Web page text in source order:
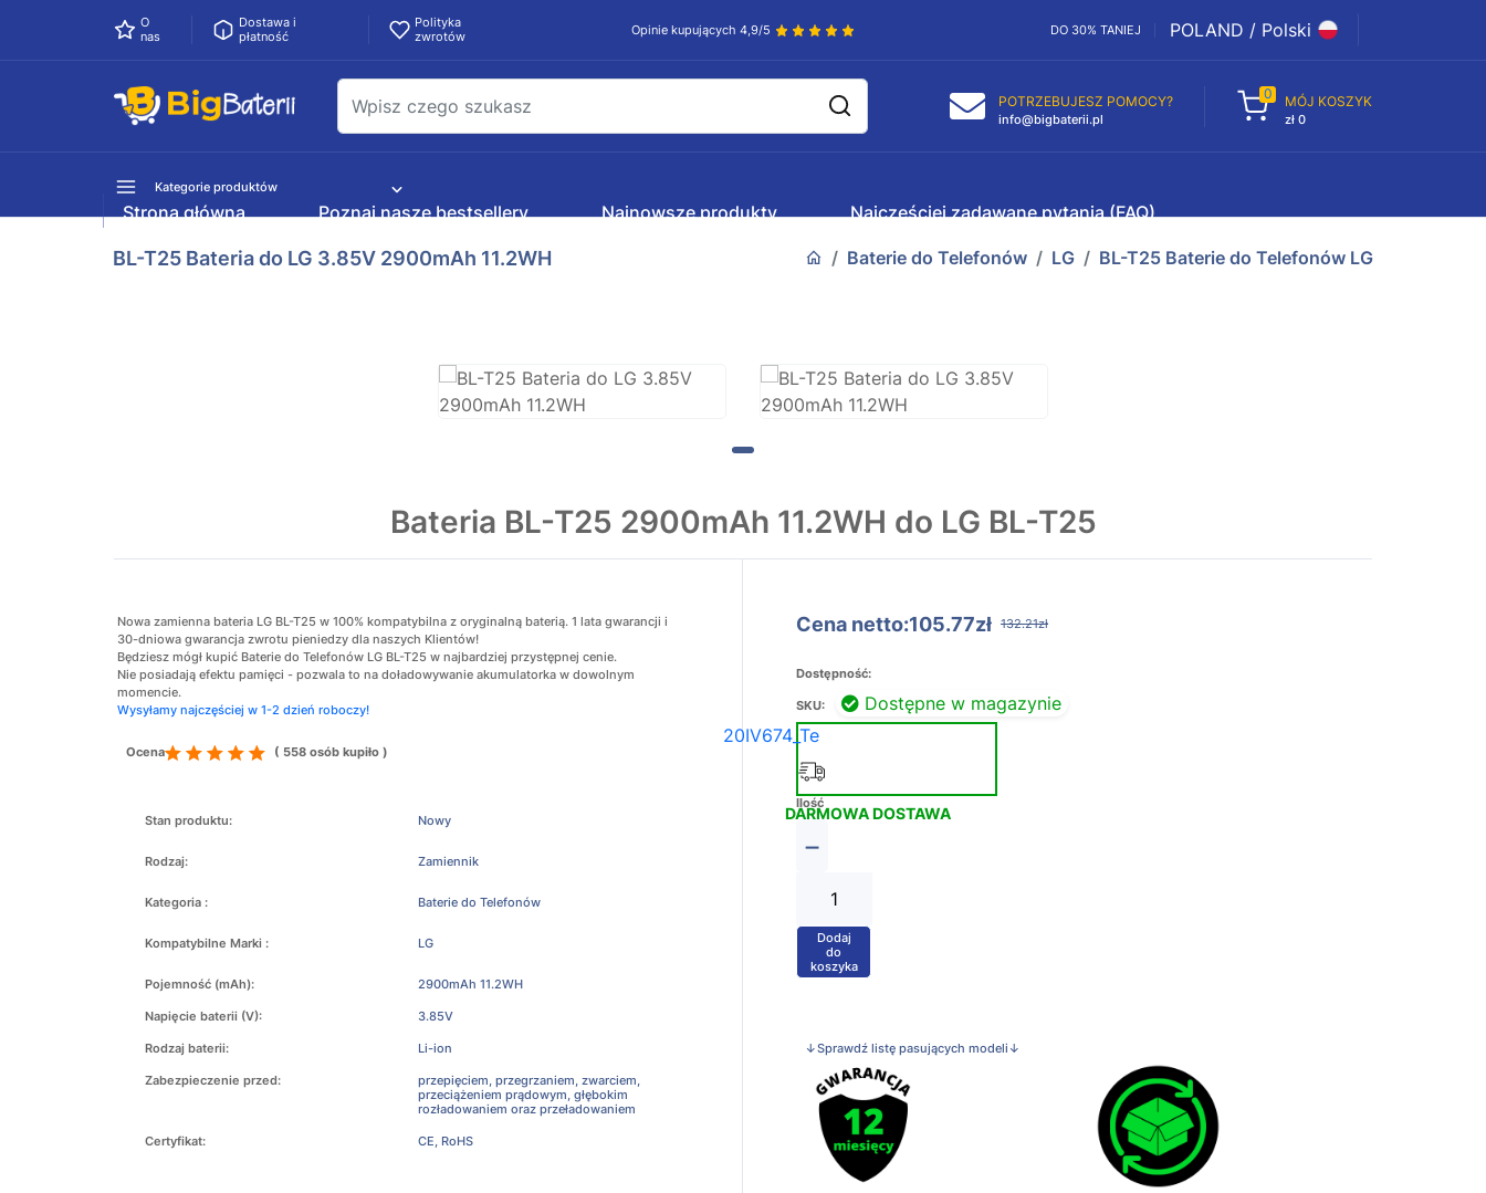
O
nas
Dostawa i
płatność
Polityka
zwrotów
Opinie kupujących 4,9/5 DO 30% TANIEJ POLAND / Polski
POTRZEBUJESZ POMOCY?
info@bigbaterii.pl
0 MÓJ KOSZYK
zł 0
Kategorie produktów
Strona główna Poznaj nasze bestsellery Najnowsze produkty Najczęściej zadawane pytania (FAQ)
BL-T25 Bateria do LG 3.85V 2900mAh 11.2WH Baterie do Telefonów LG BL-T25 Baterie do Telefonów LG
Bateria BL-T25 2900mAh 11.2WH do LG BL-T25
Nowa zamienna bateria LG BL-T25 w 100% kompatybilna z oryginalną baterią. 1 lata gwarancji i
30-dniowa gwarancja zwrotu pieniedzy dla naszych Klientów!
Będziesz mógł kupić Baterie do Telefonów LG BL-T25 w najbardziej przystępnej cenie.
Nie posiadają efektu pamięci - pozwala to na doładowywanie akumulatorka w dowolnym
momencie.
Wysyłamy najczęściej w 1-2 dzień roboczy!
Ocena ( 558 osób kupiło )
Stan produktu: Nowy
Rodzaj: Zamiennik
Kategoria : Baterie do Telefonów
Kompatybilne Marki : LG
Pojemność (mAh): 2900mAh 11.2WH
Napięcie baterii (V): 3.85V
Rodzaj baterii: Li-ion
Zabezpieczenie przed:
przepięciem, przegrzaniem, zwarciem,
przeciążeniem prądowym, głębokim
rozładowaniem oraz przeładowaniem
Certyfikat: CE, RoHS
Cena netto:105.77zł 132.21zł
Dostępność:
Dostępne w magazynie
SKU:
20IV674_Te
DARMOWA DOSTAWA
Ilość
−
+
Dodaj
do
koszyka
↓Sprawdź listę pasujących modeli↓